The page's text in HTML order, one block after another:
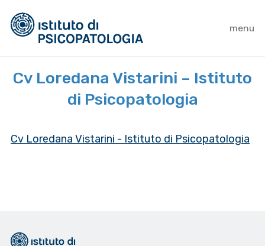
menu
Cv Loredana Vistarini – Istituto
di Psicopatologia
Cv Loredana Vistarini - Istituto di Psicopatologia